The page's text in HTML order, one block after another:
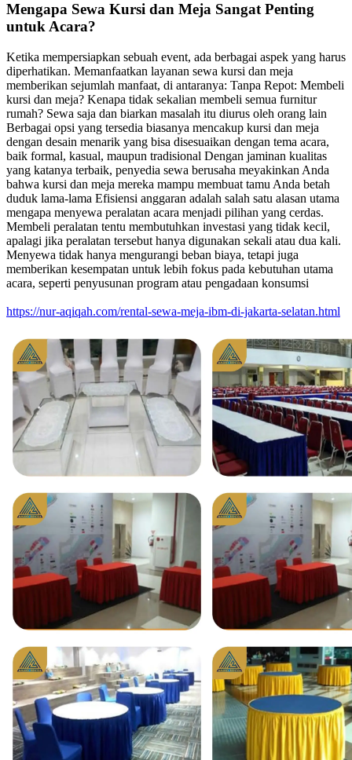
Mengapa Sewa Kursi dan Meja Sangat Penting
untuk Acara?
Ketika mempersiapkan sebuah event, ada berbagai aspek yang harus
diperhatikan. Memanfaatkan layanan sewa kursi dan meja
memberikan sejumlah manfaat, di antaranya: Tanpa Repot: Membeli
kursi dan meja? Kenapa tidak sekalian membeli semua furnitur
rumah? Sewa saja dan biarkan masalah itu diurus oleh orang lain
Berbagai opsi yang tersedia biasanya mencakup kursi dan meja
dengan desain menarik yang bisa disesuaikan dengan tema acara,
baik formal, kasual, maupun tradisional Dengan jaminan kualitas
yang katanya terbaik, penyedia sewa berusaha meyakinkan Anda
bahwa kursi dan meja mereka mampu membuat tamu Anda betah
duduk lama-lama Efisiensi anggaran adalah salah satu alasan utama
mengapa menyewa peralatan acara menjadi pilihan yang cerdas.
Membeli peralatan tentu membutuhkan investasi yang tidak kecil,
apalagi jika peralatan tersebut hanya digunakan sekali atau dua kali.
Menyewa tidak hanya mengurangi beban biaya, tetapi juga
memberikan kesempatan untuk lebih fokus pada kebutuhan utama
acara, seperti penyusunan program atau pengadaan konsumsi
https://nur-aqiqah.com/rental-sewa-meja-ibm-di-jakarta-selatan.html